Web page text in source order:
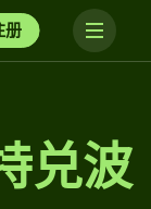
册
兑波